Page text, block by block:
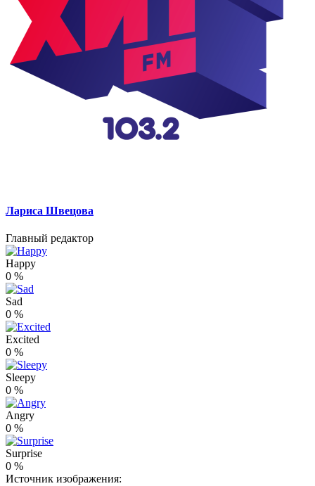
Лариса Швецова
Главный редактор
Happy
0 %
Sad
0 %
Excited
0 %
Sleepy
0 %
Angry
0 %
Surprise
0 %
Источник изображения: